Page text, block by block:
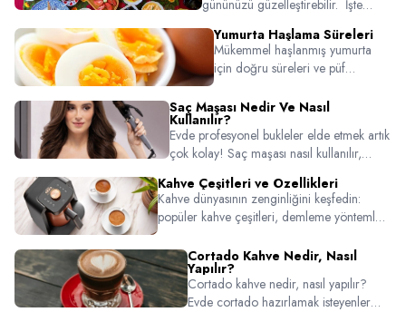
gününüzü güzelleştirebilir. İşte
yapacak birbirinden özel pratik ve
lezzetli tarifler!
Yumurta Haşlama Süreleri
Mükemmel haşlanmış yumurta
için doğru süreleri ve püf
veya katı kıvam için pratik ipuçları.
Saç Maşası Nedir Ve Nasıl
Kullanılır?
Evde profesyonel bukleler elde etmek artık
çok kolay! Saç maşası nasıl kullanılır,
sırasında nelere dikkat edilmeli gibi tüm
püf noktalarını bu rehberde keşfedin.
Kahve Çeşitleri ve Özellikleri
Kahve dünyasının zenginliğini keşfedin:
popüler kahve çeşitleri, demleme yöntemleri
içerikte. Arzum kahve makineleriyle evde
barista kalitesinde kahveler hazırlamanın
keyfini yaşayın.
Cortado Kahve Nedir, Nasıl
Yapılır?
Cortado kahve nedir, nasıl yapılır?
Evde cortado hazırlamak isteyenler